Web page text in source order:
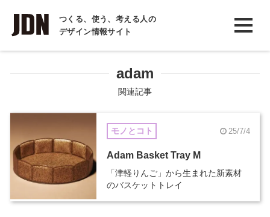
つくる、使う、考える人の
デザイン情報サイト
INTERVIEW
インタビュー
COLUMN
adam
関連記事
モノとコト 25/7/4
Adam Basket Tray M
「津軽りんご」から生まれた新素材
のバスケットトレイ